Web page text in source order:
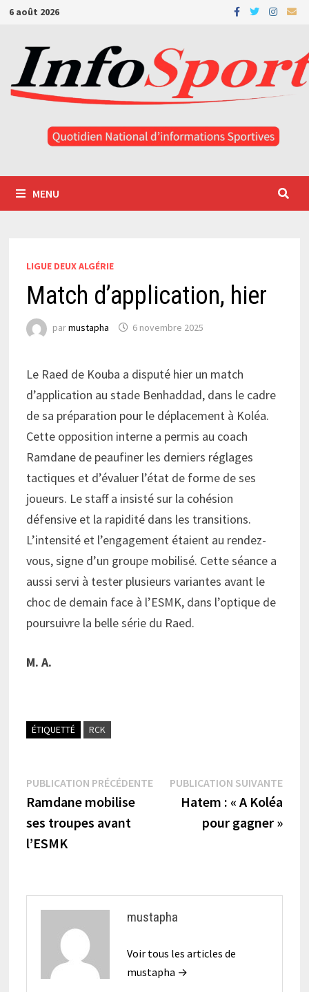
Passer
contenu
6 août 2026
MENU
LIGUE DEUX ALGÉRIE
Match d’application, hier
parmustapha 6 novembre 2025
Le Raed de Kouba a disputé hier un match
d’application au stade Benhaddad, dans le cadre
de sa préparation pour le déplacement à Koléa.
Cette opposition interne a permis au coach
Ramdane de peaufiner les derniers réglages
tactiques et d’évaluer l’état de forme de ses
joueurs. Le staff a insisté sur la cohésion
défensive et la rapidité dans les transitions.
L’intensité et l’engagement étaient au rendez-
vous, signe d’un groupe mobilisé. Cette séance a
aussi servi à tester plusieurs variantes avant le
choc de demain face à l’ESMK, dans l’optique de
poursuivre la belle série du Raed.
M. A.
ÉTIQUETTÉ RCK
Navigation
de
l’article
PUBLICATION PRÉCÉDENTEPublication
précédente :
Ramdane mobilise
ses troupes avant
l’ESMK
PUBLICATION SUIVANTE
Hatem : « A Koléa
pour gagner »
mustapha
Voir tous les articles de
mustapha →